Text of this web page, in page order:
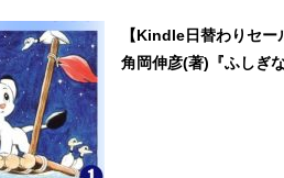
【Kindle日替わりセ
角岡伸彦(著)『ふしぎ